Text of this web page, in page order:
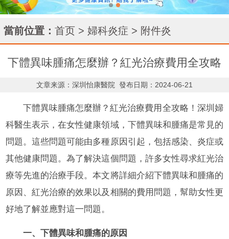
當前位置： 首页 > 婦科炎症 > 附件炎
下體異味腫痛怎麼辦？紅光治療費用全攻略
文章来源：深圳怡康醫院 發布日期：2024-06-21
下體異味腫痛怎麼辦？紅光治療費用全攻略！深圳婦
科醫生表示，在女性健康領域，下體異味和腫痛是常見的
問題。這些問題可能由多種原因引起，包括感染、炎症或
其他健康問題。為了解決這個問題，許多女性尋求紅光治
療等先進的治療手段。本文將詳細介紹下體異味和腫痛的
原因、紅光治療的效果以及相關的費用問題，幫助女性更
好地了解並應對這一問題。
一、下體異味和腫痛的原因